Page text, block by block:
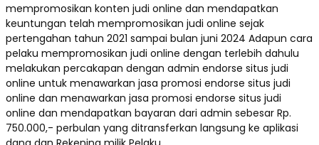
mempromosikan konten judi online dan mendapatkan
keuntungan telah mempromosikan judi online sejak
pertengahan tahun 2021 sampai bulan juni 2024 Adapun cara
pelaku mempromosikan judi online dengan terlebih dahulu
melakukan percakapan dengan admin endorse situs judi
online untuk menawarkan jasa promosi endorse situs judi
online dan menawarkan jasa promosi endorse situs judi
online dan mendapatkan bayaran dari admin sebesar Rp.
750.000,- perbulan yang ditransferkan langsung ke aplikasi